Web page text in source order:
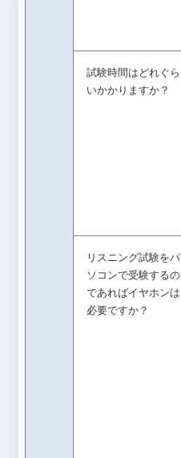
試験時間はどれぐら
いかかりますか？
リスニング試験をパ
ソコンで受験するの
であればイヤホンは
必要ですか？